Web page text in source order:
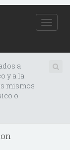
T
o
g
a
y a la
mismos
o